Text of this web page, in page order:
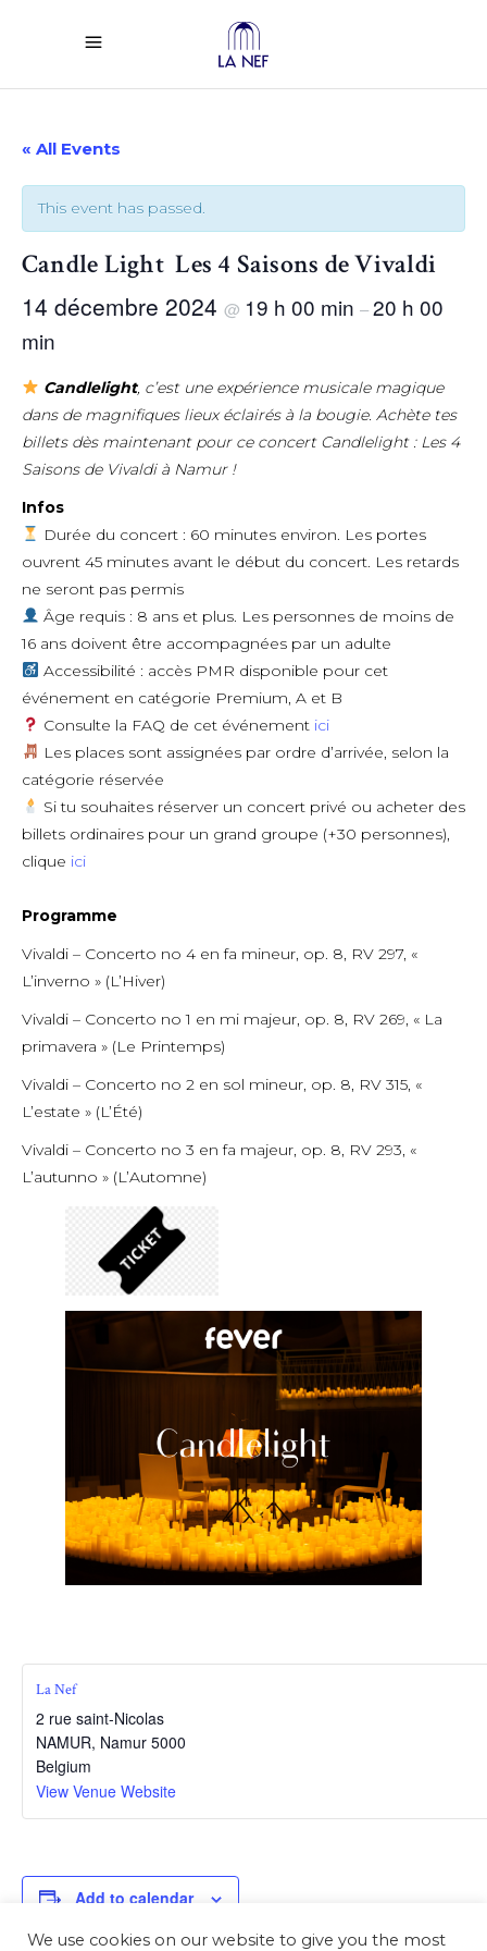
« All Events
This event has passed.
Candle Light Les 4 Saisons de Vivaldi
14 décembre 2024 @ 19 h 00 min –20 h 00
min
Candlelight, c’est une expérience musicale magique
dans de magnifiques lieux éclairés à la bougie. Achète tes
billets dès maintenant pour ce concert Candlelight : Les 4
Saisons de Vivaldi à Namur !
Infos
Durée du concert : 60 minutes environ. Les portes
ouvrent 45 minutes avant le début du concert. Les retards
ne seront pas permis
Âge requis : 8 ans et plus. Les personnes de moins de
16 ans doivent être accompagnées par un adulte
Accessibilité : accès PMR disponible pour cet
événement en catégorie Premium, A et B
Consulte la FAQ de cet événement ici
Les places sont assignées par ordre d’arrivée, selon la
catégorie réservée
Si tu souhaites réserver un concert privé ou acheter des
billets ordinaires pour un grand groupe (+30 personnes),
clique ici
Programme
Vivaldi – Concerto no 4 en fa mineur, op. 8, RV 297, «
L’inverno » (L’Hiver)
Vivaldi – Concerto no 1 en mi majeur, op. 8, RV 269, « La
primavera » (Le Printemps)
Vivaldi – Concerto no 2 en sol mineur, op. 8, RV 315, «
L’estate » (L’Été)
Vivaldi – Concerto no 3 en fa majeur, op. 8, RV 293, «
L’autunno » (L’Automne)
La Nef
2 rue saint-Nicolas
NAMUR, Namur 5000
Belgium
View Venue Website
Add to calendar
We use cookies on our website to give you the most